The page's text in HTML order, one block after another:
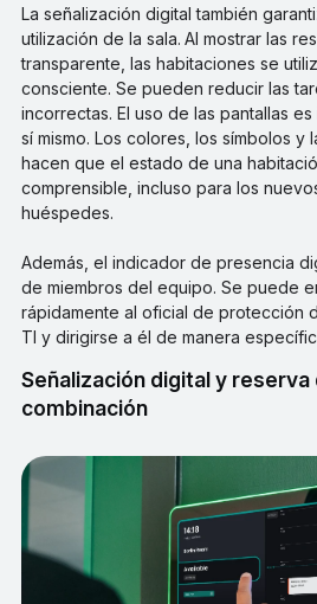
La señalización digital también
utilización de la sala. Al mostrar las
transparente, las habitaciones se
consciente. Se pueden reducir las
incorrectas. El uso de las pantallas
sí mismo. Los colores, los símbolos y
hacen que el estado de una
comprensible, incluso para los
huéspedes.
Además, el indicador de presencia
de miembros del equipo. Se puede
rápidamente al oficial de protección
TI y dirigirse a él de manera
Señalización digital y reserva de habitaciones en
combinación